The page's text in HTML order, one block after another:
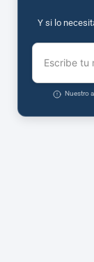
Y si lo
Escribe tu
Nuestro